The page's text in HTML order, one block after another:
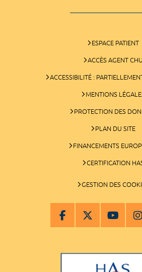
ESPACE PATIENT
ACCÈS AGENT CHU
ACCESSIBILITÉ :
MENTIONS
PROTECTION DES
PLAN DU SITE
FINANCEMENTS
CERTIFICATION
GESTION DES